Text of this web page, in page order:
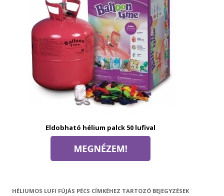
Eldobható hélium palck 50 lufival
HÉLIUMOS LUFI FÚJÁS PÉCS CÍMKÉHEZ TARTOZÓ BEJEGYZÉSEK